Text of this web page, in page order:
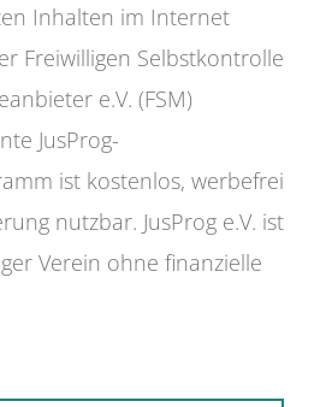
Inhalten im Internet
Freiwilligen Selbstkontrolle
e.V. (FSM)
JusProg-
ist kostenlos, werbefrei
nutzbar. JusProg e.V. ist
Verein ohne finanzielle